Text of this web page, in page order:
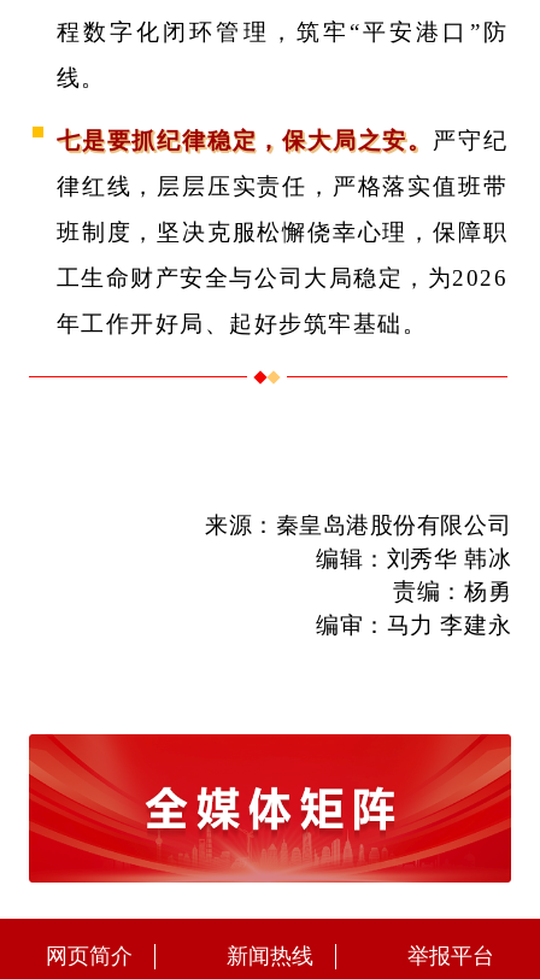
程数字化闭环管理，筑牢“平安港口”防
线。
七是要抓纪律稳定，保大局之安。 严守纪
律红线，层层压实责任，严格落实值班带
班制度，坚决克服松懈侥幸心理，保障职
工生命财产安全与公司大局稳定，为2026
年工作开好局、起好步筑牢基础。
来源 ：秦皇岛港股份有限公司
编辑：刘秀华 韩冰
责编：杨勇
编审：马力 李建永
网页简介 新闻热线 举报平台